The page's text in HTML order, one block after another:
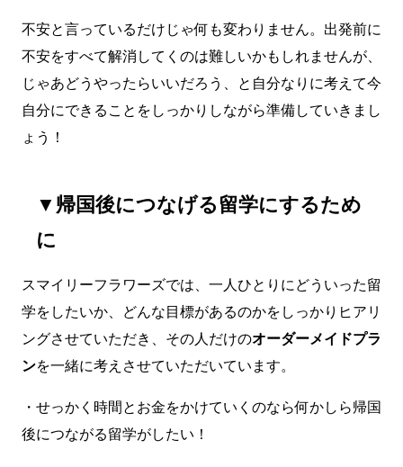
不安と言っているだけじゃ何も変わりません。出発前に
不安をすべて解消してくのは難しいかもしれませんが、
じゃあどうやったらいいだろう、と自分なりに考えて今
自分にできることをしっかりしながら準備していきまし
ょう！
▼帰国後につなげる留学にするため
に
スマイリーフラワーズでは、一人ひとりにどういった留
学をしたいか、どんな目標があるのかをしっかりヒアリ
ングさせていただき、その人だけのオーダーメイドプラ
ンを一緒に考えさせていただいています。
・せっかく時間とお金をかけていくのなら何かしら帰国
後につながる留学がしたい！